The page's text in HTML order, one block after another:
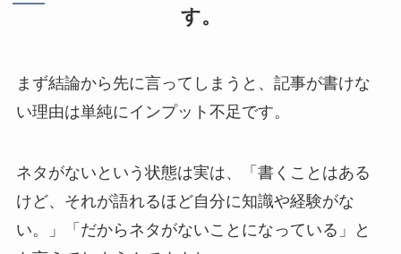
す。
まず結論から先に言ってしまうと、記事が書けな
い理由は単純にインプット不足です。
ネタがないという状態は実は、「書くことはある
けど、それが語れるほど自分に知識や経験がな
い。」「だからネタがないことになっている」と